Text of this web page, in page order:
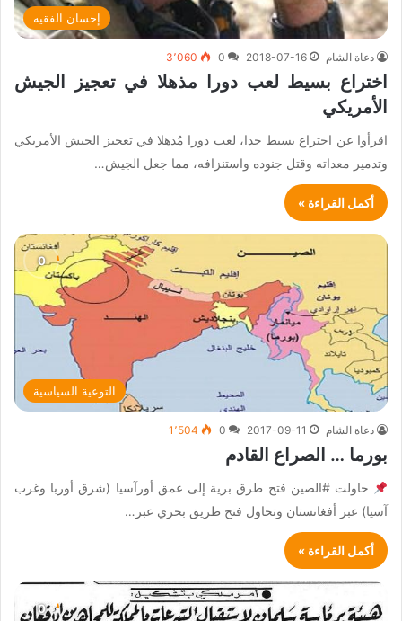
إحسان الفقيه
دعاة الشام 2018-07-16
0 3٬060
اختراع بسيط لعب دورا مذهلا في تعجيز الجيش
الأمريكي
اقرأوا عن اختراع بسيط جدا، لعب دورا مُذهلا في تعجيز الجيش الأمريكي
وتدمير معداته وقتل جنوده واستنزافه، مما جعل الجيش…
أكمل القراءة »
التوعية السياسية
دعاة الشام 2017-09-11
0 1٬504
بورما … الصراع القادم
حاولت #الصين فتح طرق برية إلى عمق أورآسيا (شرق أوربا وغرب
آسيا) عبر أفغانستان وتحاول فتح طريق بحري عبر…
أكمل القراءة »